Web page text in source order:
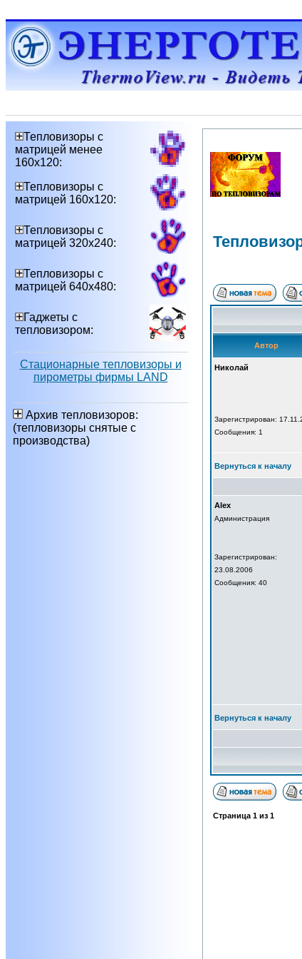
Тепловизоры с
матрицей менее
160х120:
Тепловизоры с
матрицей 160х120:
Тепловизоры с
матрицей 320х240:
Тепловизоры с
матрицей 640х480:
Гаджеты с
тепловизором:
Стационарные тепловизоры и
пирометры фирмы LAND
Архив тепловизоров:
(тепловизоры снятые с
производства)
Автор
Николай
Зарегистрирован:
Сообщения: 1
Вернуться к началу
Alex
Администрация
Зарегистрирован:
23.08.2006
Сообщения: 40
Вернуться к началу
Страница 1 из 1